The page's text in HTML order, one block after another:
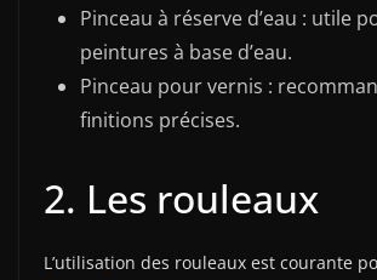
Pinceau à réserve d’eau : utile
peintures à base d’eau.
Pinceau pour vernis :
finitions précises.
2. Les rouleaux
L’utilisation des rouleaux est courante